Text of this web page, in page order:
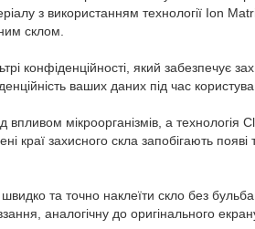
з використанням технології Ion
склом.
конфіденційності, який забезпечує
ваших даних під час
мікроорганізмів, а технологія
захисного скла запобігають появі
та точно наклеїти скло без
аналогічну до оригінального